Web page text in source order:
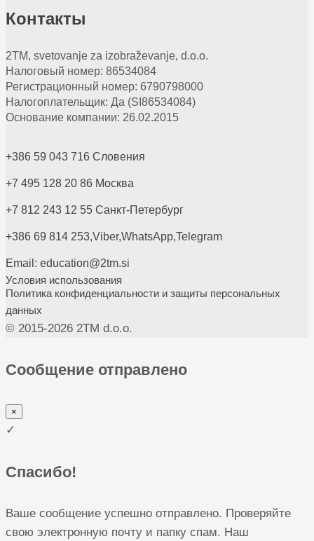
Контакты
2TM, svetovanje za izobraževanje, d.o.o.
Налоговый номер: 86534084
Регистрационный номер: 6790798000
Налогоплательщик: Да (SI86534084)
Основание компании: 26.02.2015
+386 59 043 716 Словения
+7 495 128 20 86 Москва
+7 812 243 12 55 Санкт-Петербург
+386 69 814 253,Viber,WhatsApp,Telegram
Email: education@2tm.si
Условия использования
Политика конфиденциальности и защиты персональных
данных
© 2015-2026 2TM d.o.o.
Сообщение отправлено
×
✓
Спасибо!
Ваше сообщение успешно отправлено. Проверяйте
свою электронную почту и папку спам. Наш